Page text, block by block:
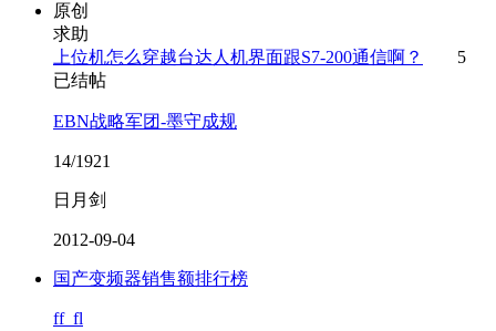
原创
求助
上位机怎么穿越台达人机界面跟S7-200通信啊？
5
已结帖
EBN战略军团-墨守成规
14/1921
日月剑
2012-09-04
国产变频器销售额排行榜
ff_fl